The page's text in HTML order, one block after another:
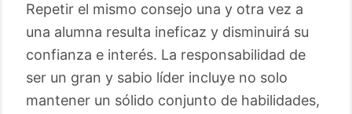
Repetir el mismo consejo una y otra vez a
una alumna resulta ineficaz y disminuirá su
confianza e interés. La responsabilidad de
ser un gran y sabio líder incluye no solo
mantener un sólido conjunto de habilidades,